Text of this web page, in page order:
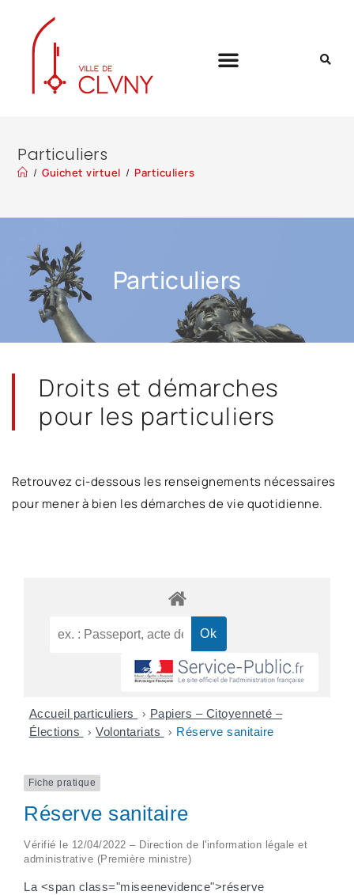
Particuliers
/ Guichet virtuel / Particuliers
Particuliers
Droits et démarches
pour les particuliers
Retrouvez ci-dessous les renseignements nécessaires
pour mener à bien les démarches de vie quotidienne.
Accueil particuliers > Papiers – Citoyenneté –
Élections
> Volontariats > Réserve sanitaire
Fiche pratique
Réserve sanitaire
Vérifié le 12/04/2022 – Direction de l'information légale et
administrative (Première ministre)
La <span class="miseenevidence">réserve